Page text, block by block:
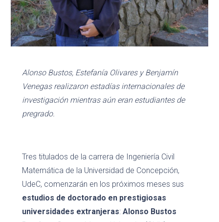
Alonso Bustos, Estefanía Olivares y Benjamín
Venegas realizaron estadías internacionales de
investigación mientras aún eran estudiantes de
pregrado.
Tres titulados de la carrera de Ingeniería Civil
Matemática de la Universidad de Concepción,
UdeC, comenzarán en los próximos meses sus
estudios de doctorado en prestigiosas
universidades extranjeras: Alonso Bustos